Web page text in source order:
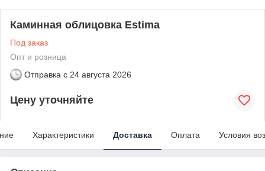
Каминная облицовка Estima
Под заказ
Опт и розница
Отправка с 24 августа 2026
Цену уточняйте
Характеристики Доставка Оплата Условия